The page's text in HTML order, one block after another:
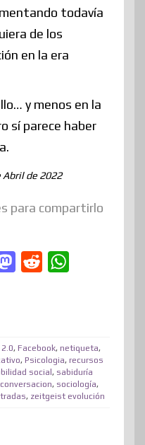
todavía
de los
en la era
y menos en la
sí parece haber
Abril de 2022
para compartirlo
M
o
d
o
i
t
s
A
p
, Facebook, netiqueta,
, Psicologia, recursos
social, sabiduría
, sociología,
, zeitgeist evolución